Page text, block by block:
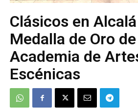
Clásicos en
Medalla de Oro
Academia de
Escénicas